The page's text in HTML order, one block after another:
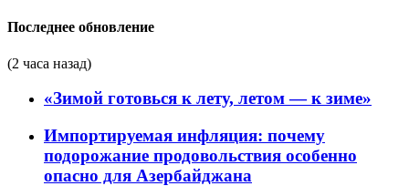
Последнее обновление
(2 часа назад)
«Зимой готовься к лету, летом — к зиме»
Импортируемая инфляция: почему
подорожание продовольствия особенно
опасно для Азербайджана